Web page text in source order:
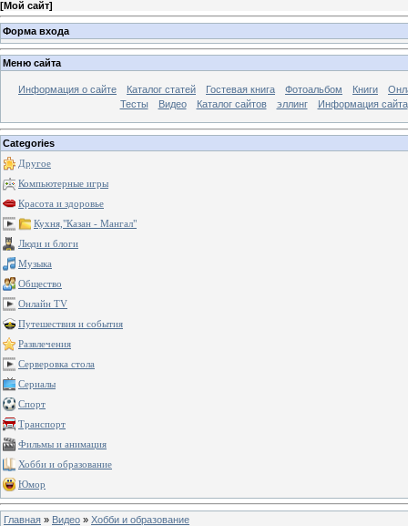
[Мой сайт]
Форма входа
Меню сайта
Информация о сайте Каталог статей Гостевая книга Фотоальбом Книги
Тесты
Видео Каталог сайтов эллинг Информация сайта
Categories
Другое
Компьютерные игры
Красота и здоровье
Кухня,"Казан - Мангал"
Люди и блоги
Музыка
Общество
Онлайн TV
Путешествия и события
Развлечения
Серверовка стола
Сериалы
Спорт
Транспорт
Фильмы и анимация
Хобби и образование
Юмор
Главная » Видео » Хобби и образование